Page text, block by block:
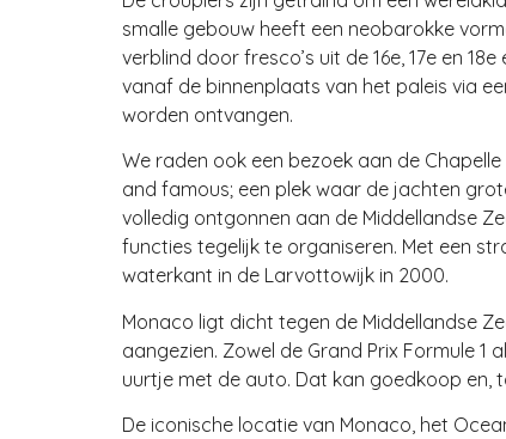
smalle gebouw heeft een neobarokke
verblind door fresco’s uit de 16e, 17e en
vanaf de binnenplaats van het paleis via
worden ontvangen.
We raden ook een bezoek aan de
and famous; een plek waar de jachten
volledig ontgonnen aan de Middellandse
functies tegelijk te organiseren. Met een
waterkant in de Larvottowijk in 2000.
Monaco ligt dicht tegen de Middellandse
aangezien. Zowel de Grand Prix Formule
uurtje met de auto. Dat kan goedkoop en,
De iconische locatie van Monaco, het